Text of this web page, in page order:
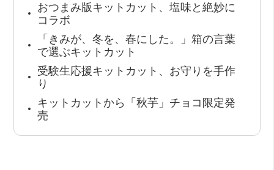
おつまみ版キットカット、塩味と絶妙に
コラボ
「きみが、冬を、春にした。」箱の言葉
で選ぶキットカット
受験生応援キットカット、お守りを手作
り
キットカットから「秋芋」チョコ限定発
売